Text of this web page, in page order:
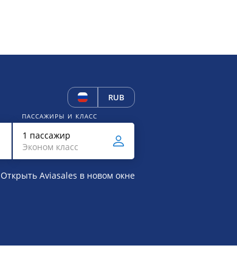
RUB
ПАССАЖИРЫ И КЛАСС
1 пассажир
Эконом класс
Открыть Aviasales в новом окне